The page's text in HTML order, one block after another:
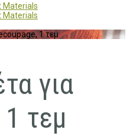
1 τεμ
για
τεμ